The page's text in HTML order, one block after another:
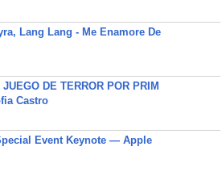
Lang Lang - Me Enamore De
DE TERROR POR PRIM
Castro
Event Keynote — Apple